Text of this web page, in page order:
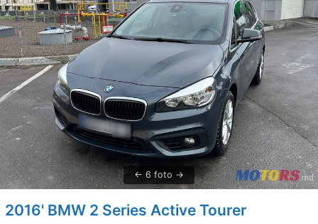
6 foto
2016' BMW 2 Series Active Tourer